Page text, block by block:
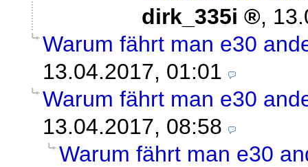
dirk_335i
,
Warum fährt man e30
13.04.2017, 01:01
Warum fährt man e30
13.04.2017, 08:58
Warum fährt man e30